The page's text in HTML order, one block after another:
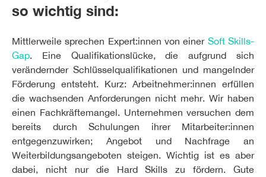
so wichtig sind:
Mittlerweile sprechen Expert:innen von einer Soft Skills-
Gap. Eine Qualifikationslücke, die aufgrund sich
verändernder Schlüsselqualifikationen und mangelnder
Förderung entsteht. Kurz: Arbeitnehmer:innen erfüllen
die wachsenden Anforderungen nicht mehr. Wir haben
einen Fachkräftemangel. Unternehmen versuchen dem
bereits durch Schulungen ihrer Mitarbeiter:innen
entgegenzuwirken; Angebot und Nachfrage an
Weiterbildungsangeboten steigen. Wichtig ist es aber
dabei, nicht nur die Hard Skills zu fördern. Gute